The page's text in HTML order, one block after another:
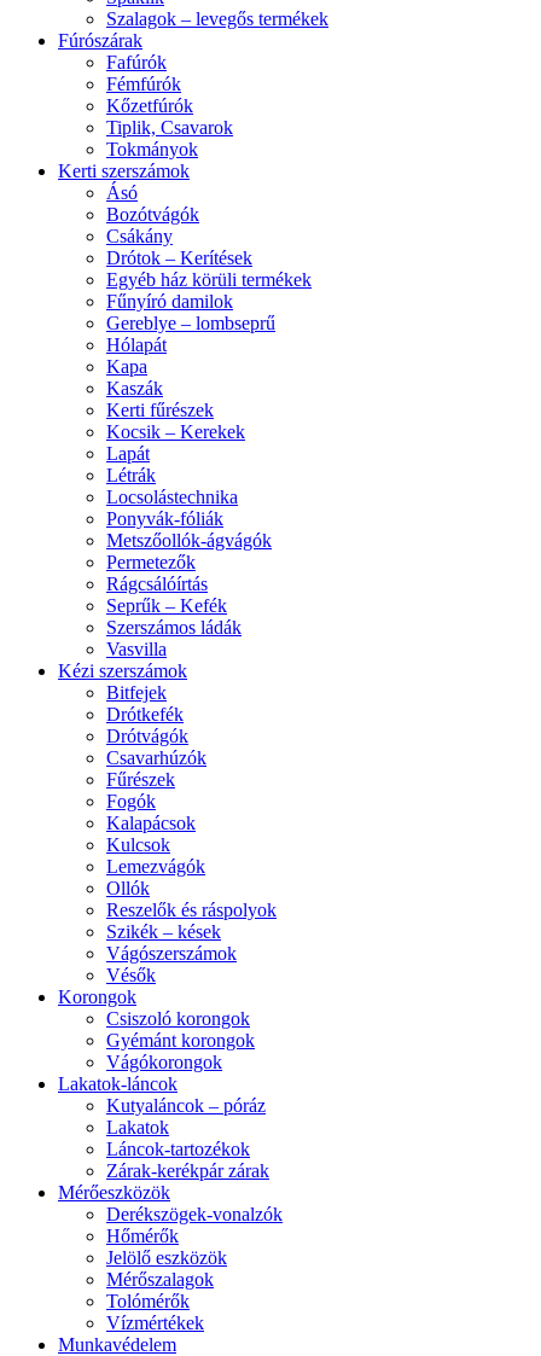
Szalagok – levegős termékek
Fúrószárak
Fafúrók
Fémfúrók
Kőzetfúrók
Tiplik, Csavarok
Tokmányok
Kerti szerszámok
Ásó
Bozótvágók
Csákány
Drótok – Kerítések
Egyéb ház körüli termékek
Fűnyíró damilok
Gereblye – lombseprű
Hólapát
Kapa
Kaszák
Kerti fűrészek
Kocsik – Kerekek
Lapát
Létrák
Locsolástechnika
Ponyvák-fóliák
Metszőollók-ágvágók
Permetezők
Rágcsálóírtás
Seprűk – Kefék
Szerszámos ládák
Vasvilla
Kézi szerszámok
Bitfejek
Drótkefék
Drótvágók
Csavarhúzók
Fűrészek
Fogók
Kalapácsok
Kulcsok
Lemezvágók
Ollók
Reszelők és ráspolyok
Szikék – kések
Vágószerszámok
Vésők
Korongok
Csiszoló korongok
Gyémánt korongok
Vágókorongok
Lakatok-láncok
Kutyaláncok – póráz
Lakatok
Láncok-tartozékok
Zárak-kerékpár zárak
Mérőeszközök
Derékszögek-vonalzók
Hőmérők
Jelölő eszközök
Mérőszalagok
Tolómérők
Vízmértékek
Munkavédelem